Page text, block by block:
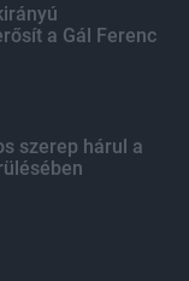
a Gál Ferenc
szerep hárul a